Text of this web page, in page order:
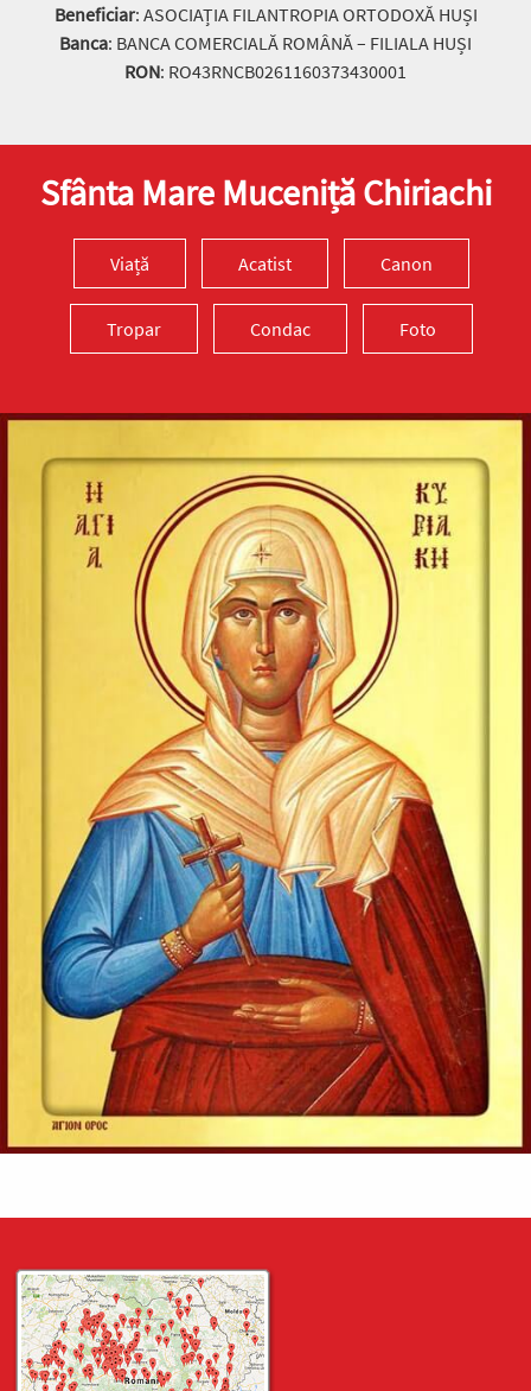
Beneficiar: ASOCIAȚIA FILANTROPIA ORTODOXĂ HUȘI
Banca: BANCA COMERCIALĂ ROMÂNĂ – FILIALA HUȘI
RON: RO43RNCB0261160373430001
Sfânta Mare Muceniță Chiriachi
Viață Acatist Canon
Tropar Condac Foto